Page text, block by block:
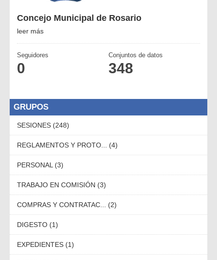
Concejo Municipal de Rosario
leer más
Seguidores
0
Conjuntos de datos
348
GRUPOS
SESIONES (248)
REGLAMENTOS Y PROTO... (4)
PERSONAL (3)
TRABAJO EN COMISIÓN (3)
COMPRAS Y CONTRATAC... (2)
DIGESTO (1)
EXPEDIENTES (1)